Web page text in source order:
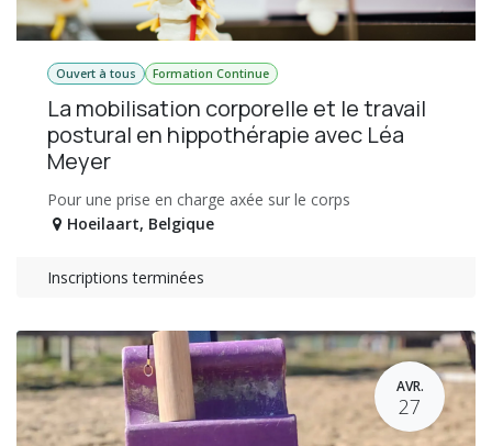
Ouvert à tous Formation Continue
La mobilisation corporelle et le travail
postural en hippothérapie avec Léa
Meyer
Pour une prise en charge axée sur le corps
Hoeilaart, Belgique
Inscriptions terminées
AVR.
27